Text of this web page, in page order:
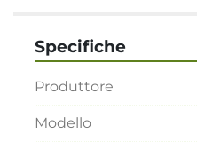
Specifiche
Produttore
Modello